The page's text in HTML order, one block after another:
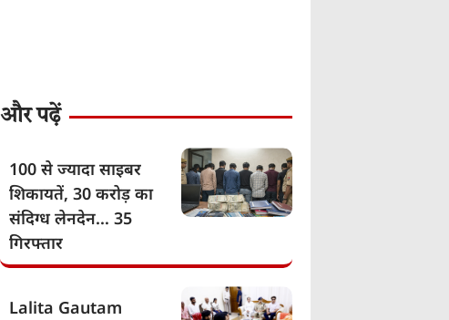
और पढ़ें
100 से ज्यादा साइबर
शिकायतें, 30 करोड़ का
संदिग्ध लेनदेन… 35
गिरफ्तार
Lalita Gautam